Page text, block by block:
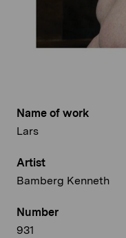
Name of work
Lars
Artist
Bamberg Kenneth
Number
931